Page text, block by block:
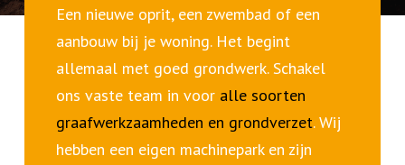
Een nieuwe oprit, een zwembad of een
aanbouw bij je woning. Het begint
allemaal met goed grondwerk. Schakel
ons vaste team in voor alle soorten
graafwerkzaamheden en grondverzet. Wij
hebben een eigen machinepark en zijn